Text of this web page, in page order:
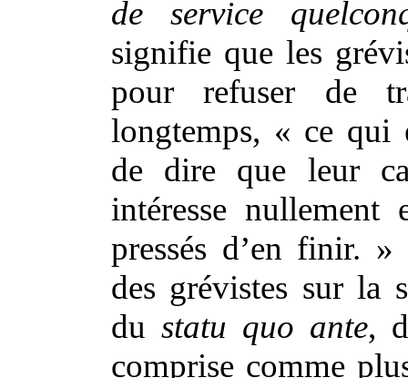
de service
signifie que les
pour refuser de
longtemps, « ce qui
de dire que leur
intéresse nullement
pressés d’en finir.
des grévistes sur la
du statu quo ante,
comprise comme